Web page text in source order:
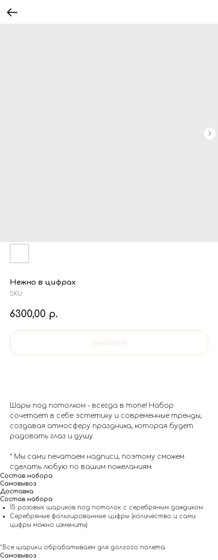
Нежно в цифрах
SKU:
6300,00 р.
Заказать
Шары под потолком - всегда в топе! Набор
сочетает в себе эстетику и современные тренды,
создавая атмосферу праздника, которая будет
радовать глаз и душу.
* Мы сами печатаем надписи, поэтому сможем
сделать любую по вашим пожеланиям
Состав набора
Самовывоз
Доставка
Состав набора
15 розовых шариков под потолок с серебряным дождиком
Серебряные фольгированные цифры (количество и сами
цифры можно изменить)
*Все шарики обрабатываем для долгого полета.
Самовывоз